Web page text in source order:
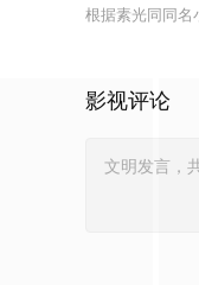
根据素光同同名
影视评论